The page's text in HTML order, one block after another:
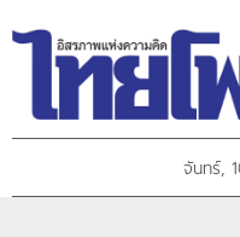
จันทร์,